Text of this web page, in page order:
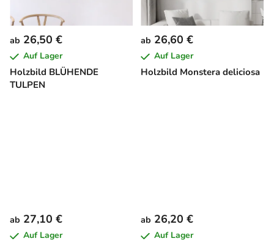
Holzbild BLÜHENDE
TULPEN
ab 26,50 €
Auf Lager
Holzbild Monstera deliciosa
ab 26,60 €
Auf Lager
ab 27,10 €
Auf Lager
ab 26,20 €
Auf Lager